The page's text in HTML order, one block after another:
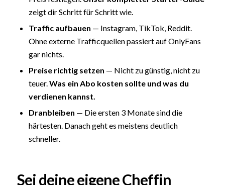
zeigt dir Schritt für Schritt wie.
Traffic aufbauen — Instagram, TikTok, Reddit.
Ohne externe Trafficquellen passiert auf OnlyFans
gar nichts.
Preise richtig setzen — Nicht zu günstig, nicht zu
teuer.Was ein Abo kosten sollte und was du
verdienen kannst.
Dranbleiben — Die ersten 3 Monate sind die
härtesten. Danach geht es meistens deutlich
schneller.
Sei deine eigene Cheffin